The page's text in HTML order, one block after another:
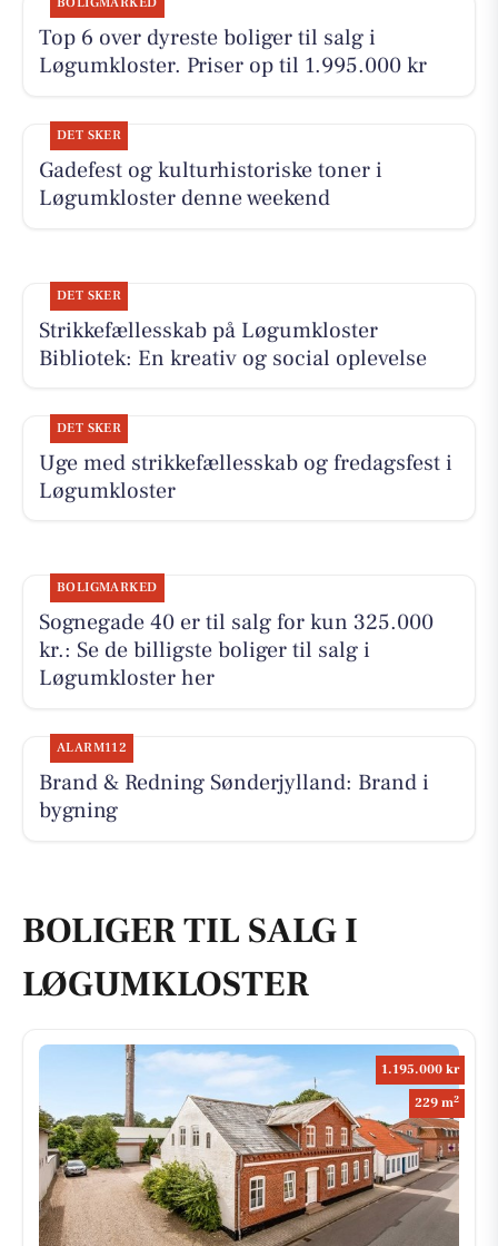
Top 6 over dyreste boliger til salg i
Løgumkloster. Priser op til 1.995.000 kr
DET SKER
Gadefest og kulturhistoriske toner i
Løgumkloster denne weekend
DET SKER
Strikkefællesskab på Løgumkloster
Bibliotek: En kreativ og social oplevelse
DET SKER
Uge med strikkefællesskab og fredagsfest i
Løgumkloster
BOLIGMARKED
Sognegade 40 er til salg for kun 325.000
kr.: Se de billigste boliger til salg i
Løgumkloster her
ALARM112
Brand & Redning Sønderjylland: Brand i
bygning
BOLIGER TIL SALG I
LØGUMKLOSTER
1.195.000 kr
229 m2